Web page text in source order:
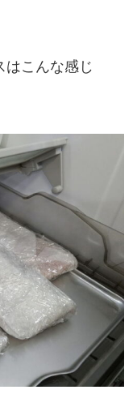
はこんな感じ